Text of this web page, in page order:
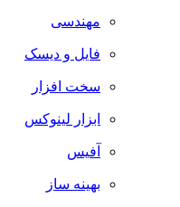
مهندسی
فایل و دیسک
سخت افزار
ابزار لینوکس
آفیس
بهینه ساز